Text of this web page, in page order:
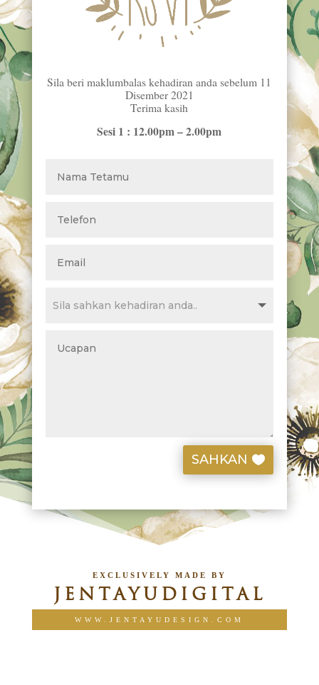
Sila beri maklumbalas kehadiran anda sebelum 11
Disember 2021
Terima kasih
Sesi 1 : 12.00pm – 2.00pm
SAHKAN
EXCLUSIVELY MADE BY
JENTAYUDIGITAL
WWW.JENTAYUDESIGN.COM